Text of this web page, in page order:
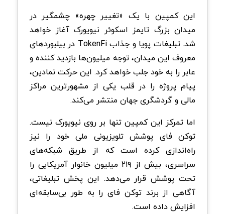
این کمپین با یک «تغییر چهره» چشمگیر در
میدان بزرگ تایمز اسکوئر نیویورک آغاز خواهد
شد. تبلیغات پویا و جذاب TokenFi در بیلبوردهای
معروف این میدان، توجه میلیون‌ها بازدید کننده و
عابر را به خود جلب خواهد کرد. این حرکت نمادین،
پیام پروژه را در قلب یکی از مشهورترین مراکز
مالی و گردشگری جهان منتشر می‌کند.
اما تمرکز این کمپین تنها بر روی نیویورک نیست.
توکن فای پوشش تلویزیونی ملی خود را نیز
راه‌اندازی کرده است که از طریق شبکه‌های
سراسری، بیش از ۲۱۹ میلیون خانوار آمریکایی را
تحت پوشش قرار می‌دهد. این پخش تبلیغاتی،
آگاهی از برند توکن فای را به طور بی‌سابقه‌ای
افزایش داده است.